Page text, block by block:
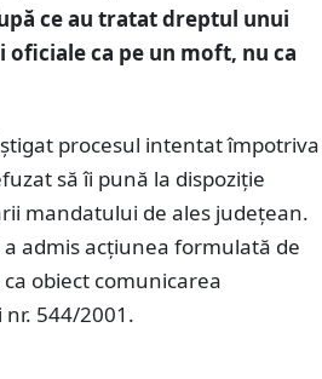
ce au tratat dreptul unui
ca pe un moft, nu ca
procesul intentat împotriva
să îi pună la dispoziție
mandatului de ales județean.
admis acțiunea formulată de
obiect comunicarea
544/2001.